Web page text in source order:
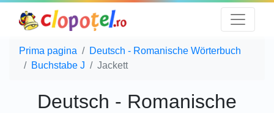
Prima pagina
Deutsch - Romanische Wörterbuch
Buchstabe J
Jackett
Deutsch - Romanische